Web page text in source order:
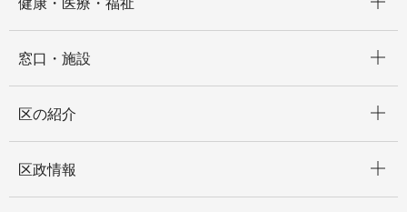
窓口・施設
区の紹介
区政情報